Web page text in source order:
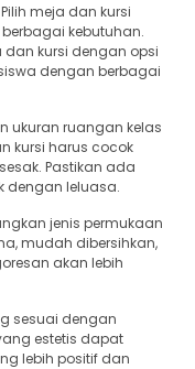
Pilih meja dan kursi
kebutuhan.
kursi dengan opsi
dengan berbagai
ukuran ruangan kelas
kursi harus cocok
Pastikan ada
dengan leluasa.
jenis permukaan
mudah dibersihkan,
akan lebih
sesuai dengan
estetis dapat
lebih positif dan